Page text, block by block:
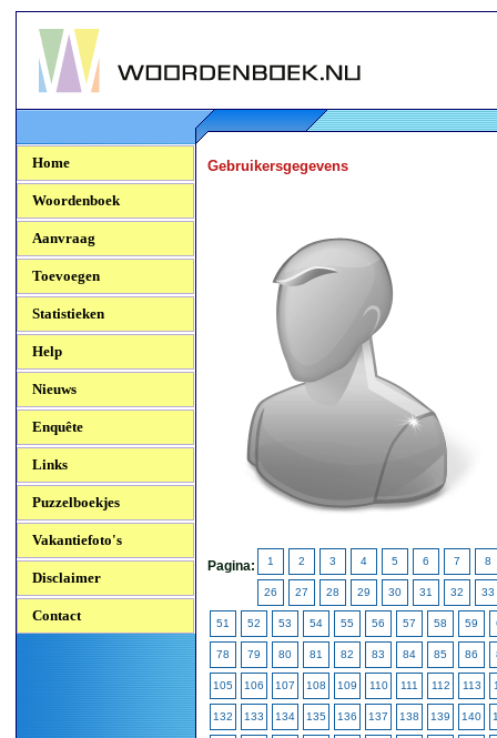
Woordenboek.NU
Home
Woordenboek
Aanvraag
Toevoegen
Statistieken
Help
Nieuws
Enquête
Links
Puzzelboekjes
Vakantiefoto's
Disclaimer
Contact
Gebruikersgegevens
Pagina: 1 2 3 4 5 6 7 8
26 27 28 29 30 31 32 33
51 52 53 54 55 56 57 58 59
78 79 80 81 82 83 84 85 86
105 106 107 108 109 110 111 112 113
132 133 134 135 136 137 138 139 140